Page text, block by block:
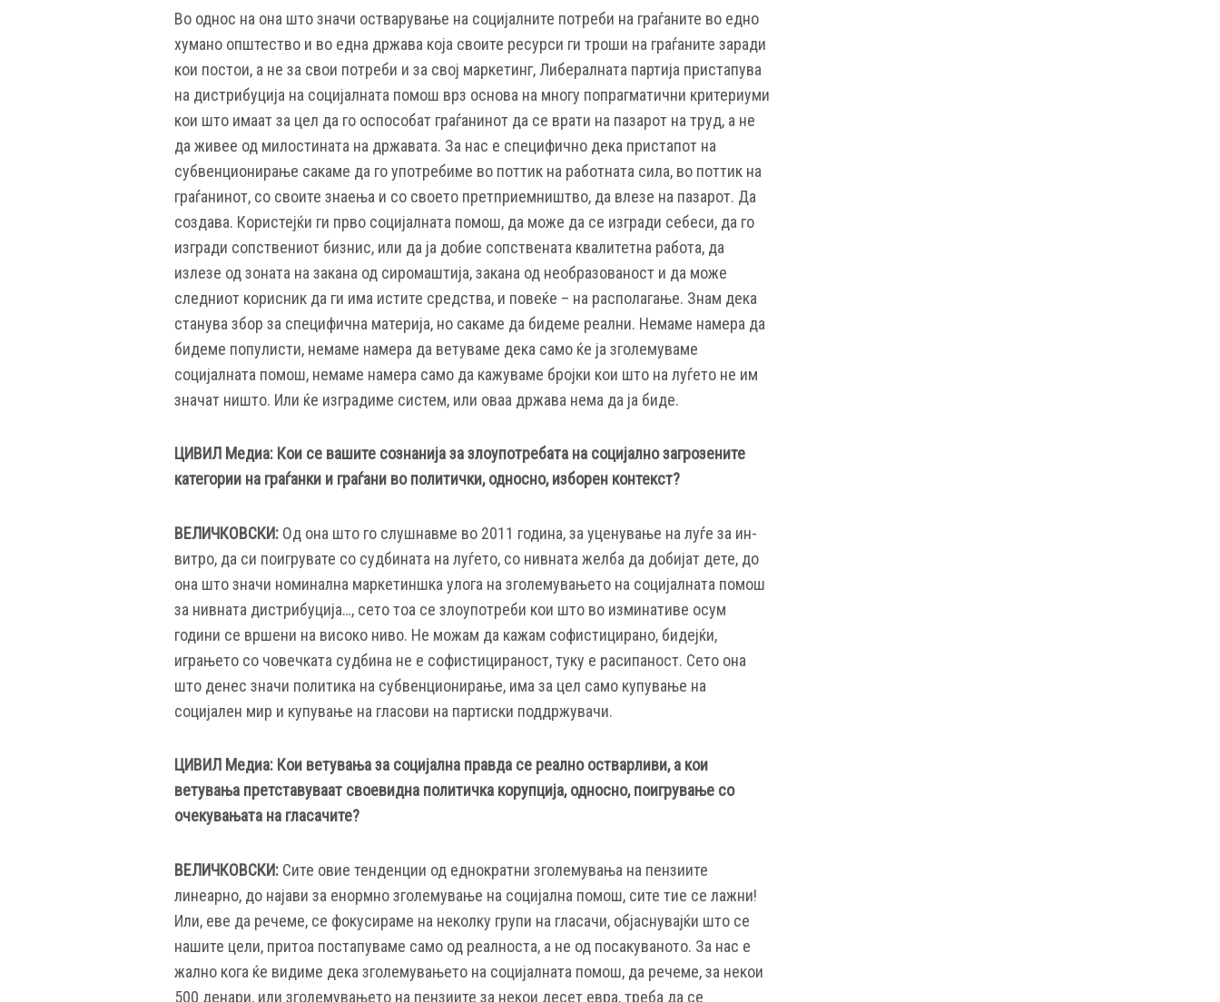
Во однос на она што значи остварување на социјалните потреби на граѓаните во едно
хумано општество и во една држава која своите ресурси ги троши на граѓаните заради
кои постои, а не за свои потреби и за свој маркетинг, Либералната партија пристапува
на дистрибуција на социјалната помош врз основа на многу попрагматични критериуми
кои што имаат за цел да го оспособат граѓанинот да се врати на пазарот на труд, а не
да живее од милостината на државата. За нас е специфично дека пристапот на
субвенционирање сакаме да го употребиме во поттик на работната сила, во поттик на
граѓанинот, со своите знаења и со своето претприемништво, да влезе на пазарот. Да
создава. Користејќи ги прво социјалната помош, да може да се изгради себеси, да го
изгради сопствениот бизнис, или да ја добие сопствената квалитетна работа, да
излезе од зоната на закана од сиромаштија, закана од необразованост и да може
следниот корисник да ги има истите средства, и повеќе – на располагање. Знам дека
станува збор за специфична материја, но сакаме да бидеме реални. Немаме намера да
бидеме популисти, немаме намера да ветуваме дека само ќе ја зголемуваме
социјалната помош, немаме намера само да кажуваме бројки кои што на луѓето не им
значат ништо. Или ќе изградиме систем, или оваа држава нема да ја биде.
ЦИВИЛ Медиа: Кои се вашите сознанија за злоупотребата на социјално загрозените
категории на граѓанки и граѓани во политички, односно, изборен контекст?
ВЕЛИЧКОВСКИ: Од она што го слушнавме во 2011 година, за уценување на луѓе за ин-
витро, да си поигрувате со судбината на луѓето, со нивната желба да добијат дете, до
она што значи номинална маркетиншка улога на зголемувањето на социјалната помош
за нивната дистрибуција…, сето тоа се злоупотреби кои што во изминативе осум
години се вршени на високо ниво. Не можам да кажам софистицирано, бидејќи,
играњето со човечката судбина не е софистицираност, туку е расипаност. Сето она
што денес значи политика на субвенционирање, има за цел само купување на
социјален мир и купување на гласови на партиски поддржувачи.
ЦИВИЛ Медиа: Кои ветувања за социјална правда се реално остварливи, а кои
ветувања претставуваат своевидна политичка корупција, односно, поигрување со
очекувањата на гласачите?
ВЕЛИЧКОВСКИ: Сите овие тенденции од еднократни зголемувања на пензиите
линеарно, до најави за енормно зголемување на социјална помош, сите тие се лажни!
Или, еве да речеме, се фокусираме на неколку групи на гласачи, објаснувајќи што се
нашите цели, притоа постапуваме само од реалноста, а не од посакуваното. За нас е
жално кога ќе видиме дека зголемувањето на социјалната помош, да речеме, за некои
500 денари, или зголемувањето на пензиите за некои десет евра, треба да се